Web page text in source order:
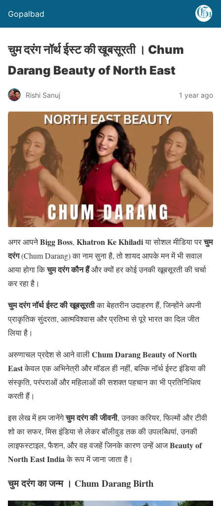
Gopalbad
चुम दरंग नॉर्थ ईस्ट की खूबसूरती । Chum
Darang Beauty of North East
Rishi Sanuj 1 year ago
अगर आपनेBigg Boss, Khatron Ke Khiladiया सोशल मीडिया परचुम
दरंग(Chum Darang) का नाम सुना है, तो शायद आपके मन में भी सवाल
आया होगा किचुम दरंग कौन हैंऔर क्यों हर कोई उनकी खूबसूरती की चर्चा
कर रहा है।
चुम दरंग नॉर्थ ईस्ट की खूबसूरतीका बेहतरीन उदाहरण हैं, जिन्होंने अपनी
प्राकृतिक सुंदरता, आत्मविश्वास और प्रतिभा से पूरे भारत का दिल जीत
लिया है।
अरुणाचल प्रदेश से आने वालीChum Darang Beauty of North
Eastकेवल एक अभिनेत्री और मॉडल ही नहीं, बल्कि नॉर्थ ईस्ट इंडिया की
संस्कृति, परंपराओं और महिलाओं की सशक्त पहचान का भी प्रतिनिधित्व
करती हैं।
इस लेख में हम जानेंगेचुम दरंग की जीवनी, उनका करियर, फिल्मों और टीवी
शो का सफर, मिस इंडिया से लेकर बॉलीवुड तक की उपलब्धियां, उनकी
लाइफस्टाइल, फैशन, और वह वजहें जिनके कारण उन्हें आजBeauty of
North East Indiaके रूप में जाना जाता है।
चुम दरंग का जन्म । Chum Darang Birth